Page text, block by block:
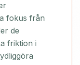
fokus från
de
friktion i